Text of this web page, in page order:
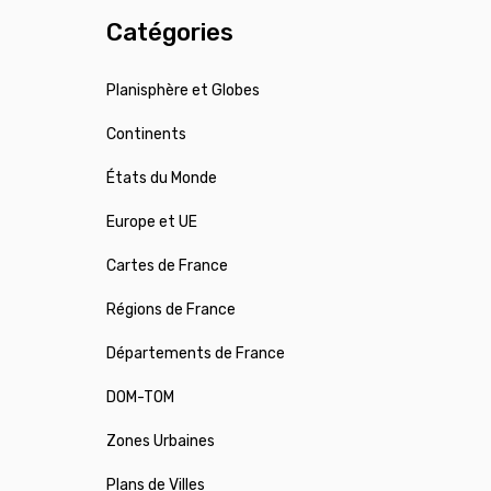
Catégories
Planisphère et Globes
Continents
États du Monde
Europe et UE
Cartes de France
Régions de France
Départements de France
DOM-TOM
Zones Urbaines
Plans de Villes